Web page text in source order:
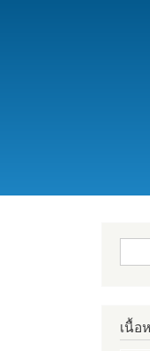
ฟอร์มค้
เนื้อ